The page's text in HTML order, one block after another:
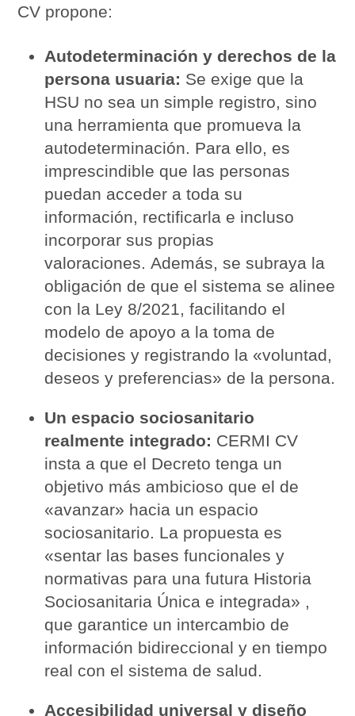
CV propone:
Autodeterminación y derechos de la
persona usuaria: Se exige que la
HSU no sea un simple registro, sino
una herramienta que promueva la
autodeterminación. Para ello, es
imprescindible que las personas
puedan acceder a toda su
información, rectificarla e incluso
incorporar sus propias
valoraciones. Además, se subraya la
obligación de que el sistema se alinee
con la Ley 8/2021, facilitando el
modelo de apoyo a la toma de
decisiones y registrando la «voluntad,
deseos y preferencias» de la persona.
Un espacio sociosanitario
realmente integrado: CERMI CV
insta a que el Decreto tenga un
objetivo más ambicioso que el de
«avanzar» hacia un espacio
sociosanitario. La propuesta es
«sentar las bases funcionales y
normativas para una futura Historia
Sociosanitaria Única e integrada» ,
que garantice un intercambio de
información bidireccional y en tiempo
real con el sistema de salud.
Accesibilidad universal y diseño